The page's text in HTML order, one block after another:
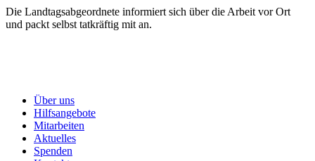
Die Landtagsabgeordnete informiert sich über die Arbeit vor Ort
und packt selbst tatkräftig mit an.
Über uns
Hilfsangebote
Mitarbeiten
Aktuelles
Spenden